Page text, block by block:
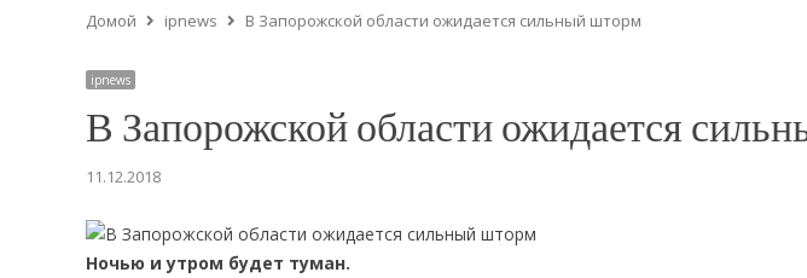
Домой ipnews В Запорожской области ожидается сильный шторм
ipnews
В Запорожской области ожидается
11.12.2018
Ночью и утром будет туман.